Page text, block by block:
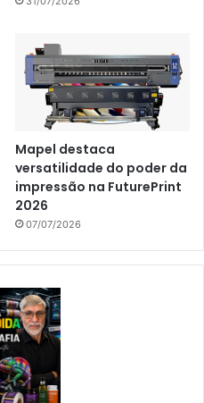
Mapel destaca
versatilidade do poder da
impressão na FuturePrint
2026
07/07/2026